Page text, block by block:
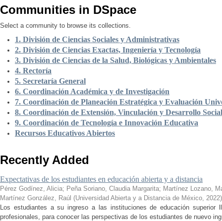
Communities in DSpace
Select a community to browse its collections.
1. División de Ciencias Sociales y Administrativas
2. División de Ciencias Exactas, Ingeniería y Tecnología
3. División de Ciencias de la Salud, Biológicas y Ambientales
4. Rectoría
5. Secretaría General
6. Coordinación Académica y de Investigación
7. Coordinación de Planeación Estratégica y Evaluación
8. Coordinación de Extensión, Vinculación y Desarrollo Social
9. Coordinación de Tecnología e Innovación Educativa
Recursos Educativos Abiertos
Recently Added
Expectativas de los estudiantes en educación abierta y a distancia
Pérez Godínez, Alicia; Peña Soriano, Claudia Margarita; Martínez Lozano,
Martínez González, Raúl (Universidad Abierta y a Distancia de México, 2022)
Los estudiantes a su ingreso a las instituciones de educación superior
profesionales, para conocer las perspectivas de los estudiantes de nuevo